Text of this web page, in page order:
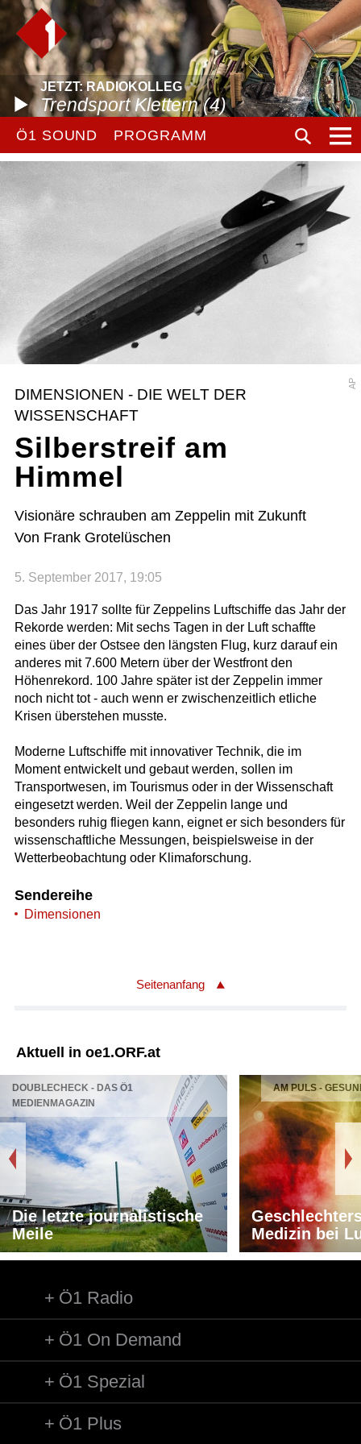
JETZT: RADIOKOLLEG
Trendsport Klettern (4)
Ö1 SOUND PROGRAMM
AP
DIMENSIONEN - DIE WELT DER
WISSENSCHAFT
Silberstreif am
Himmel
Visionäre schrauben am Zeppelin mit Zukunft
Von Frank Grotelüschen
5. September 2017, 19:05
Das Jahr 1917 sollte für Zeppelins Luftschiffe das Jahr der
Rekorde werden: Mit sechs Tagen in der Luft schaffte
eines über der Ostsee den längsten Flug, kurz darauf ein
anderes mit 7.600 Metern über der Westfront den
Höhenrekord. 100 Jahre später ist der Zeppelin immer
noch nicht tot - auch wenn er zwischenzeitlich etliche
Krisen überstehen musste.
Moderne Luftschiffe mit innovativer Technik, die im
Moment entwickelt und gebaut werden, sollen im
Transportwesen, im Tourismus oder in der Wissenschaft
eingesetzt werden. Weil der Zeppelin lange und
besonders ruhig fliegen kann, eignet er sich besonders für
wissenschaftliche Messungen, beispielsweise in der
Wetterbeobachtung oder Klimaforschung.
Sendereihe
Dimensionen
Seitenanfang
Aktuell in oe1.ORF.at
DOUBLECHECK - DAS Ö1
MEDIENMAGAZIN
Die letzte journalistische
Meile
AM PULS -
Medizin bei
Ö1 Radio
Ö1 On Demand
Ö1 Spezial
Ö1 Plus